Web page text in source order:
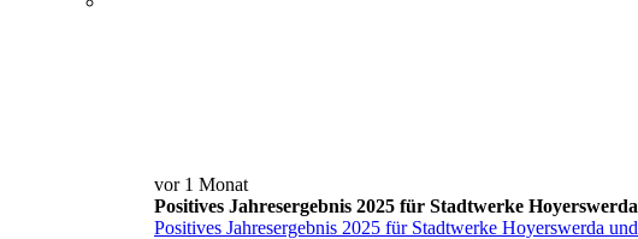
vor 1 Monat
Positives Jahresergebnis 2025 für Stadtwerke
Positives Jahresergebnis 2025 für Stadtwerke Hoyerswerda